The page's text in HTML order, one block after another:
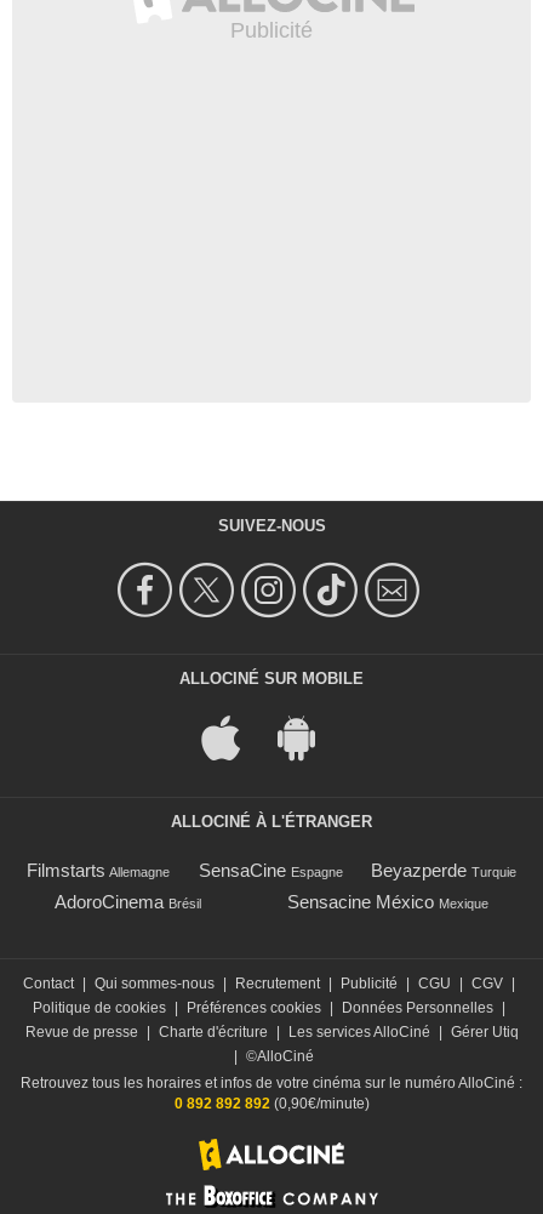
SUIVEZ-NOUS
ALLOCINÉ SUR MOBILE
ALLOCINÉ À L'ÉTRANGER
Filmstarts Allemagne SensaCine Espagne Beyazperde Turquie
AdoroCinema Brésil Sensacine México Mexique
Contact Qui sommes-nous Recrutement Publicité CGU CGV
Politique de cookies
Préférences cookies Données Personnelles
Revue de presse
Charte d'écriture Les services AlloCiné
Gérer Utiq
©AlloCiné
Retrouvez tous les horaires et infos de votre cinéma sur le numéro AlloCiné :
0 892 892 892(0,90€/minute)